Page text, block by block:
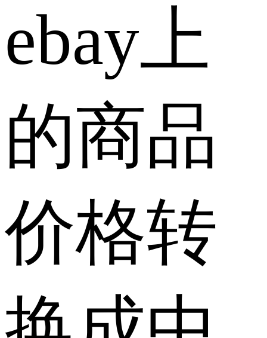
ebay上
的商品
价格转